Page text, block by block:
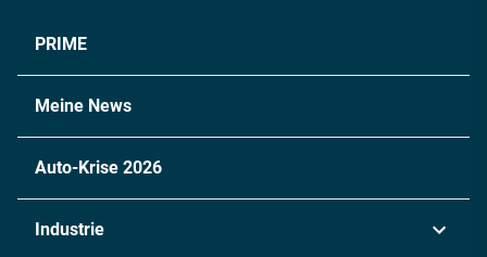
PRIME
Meine News
Auto-Krise 2026
Industrie